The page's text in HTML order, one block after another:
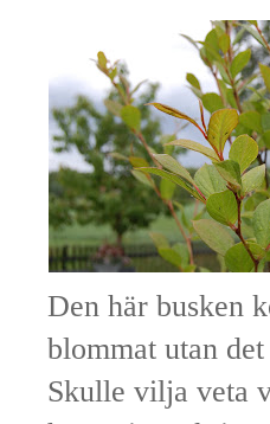
Den här busken
blommat utan
Skulle vilja veta